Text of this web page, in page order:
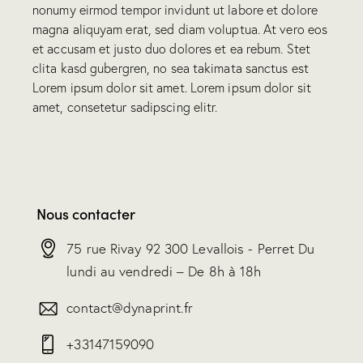
nonumy eirmod tempor invidunt ut labore et dolore
magna aliquyam erat, sed diam voluptua. At vero eos
et accusam et justo duo dolores et ea rebum. Stet
clita kasd gubergren, no sea takimata sanctus est
Lorem ipsum dolor sit amet. Lorem ipsum dolor sit
amet, consetetur sadipscing elitr.
Nous contacter
75 rue Rivay 92 300 Levallois - Perret Du
lundi au vendredi – De 8h à 18h
contact@dynaprint.fr
+33147159090